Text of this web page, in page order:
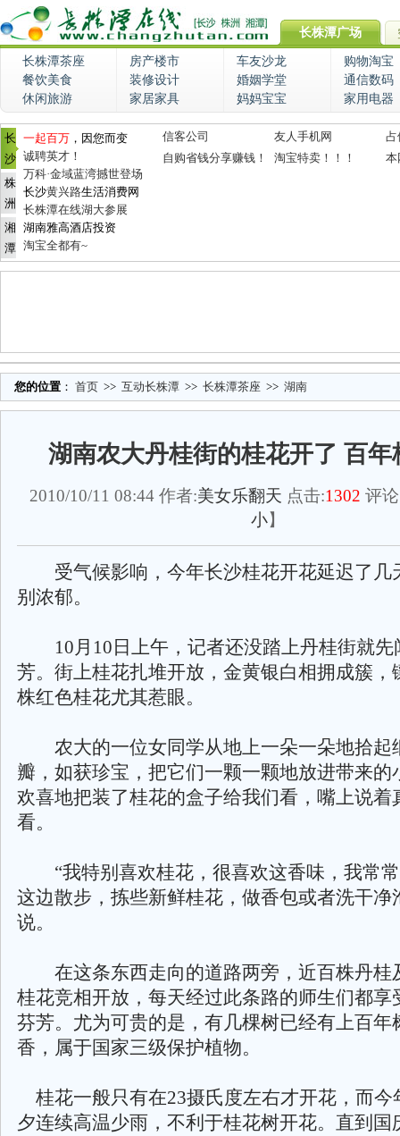
长株潭广场
长株潭茶座 房产楼市 车友沙龙
购物淘宝
餐饮美食
装修设计 婚姻学堂
通信数码
休闲旅游
家居家具 妈妈宝宝 家用电器
长
沙
株
洲
湘
潭
一起百万 ，因您而变
诚聘英才！
万科·金域蓝湾撼世登场
长沙黄兴路生活消费网
长株潭在线湖大参展
湖南雅高酒店投资
淘宝全都有~
信客公司 友人手机网
占
自购省钱分享赚钱！
淘宝特卖！！！ 本
您的位置 ： 首页 >> 互动长株潭 >> 长株潭茶座 >> 湖南
湖南农大丹桂街的桂花开了 百年
2010/10/11 08:44 作者:美女乐翻天 点击:1302 评
小】
受气候影响，今年长沙桂花开花延迟了几
别浓郁。
10月10日上午，记者还没踏上丹桂街就先
芳。街上桂花扎堆开放，金黄银白相拥成簇，
株红色桂花尤其惹眼。
农大的一位女同学从地上一朵一朵地拾起
瓣，如获珍宝，把它们一颗一颗地放进带来的
欢喜地把装了桂花的盒子给我们看，嘴上说着
看。
“我特别喜欢桂花，很喜欢这香味，我常
这边散步，拣些新鲜桂花，做香包或者洗干净
说。
在这条东西走向的道路两旁，近百株丹桂
桂花竞相开放，每天经过此条路的师生们都享
芬芳。尤为可贵的是，有几棵树已经有上百年
香，属于国家三级保护植物。
桂花一般只有在23摄氏度左右才开花，而今
夕连续高温少雨，不利于桂花树开花。直到国